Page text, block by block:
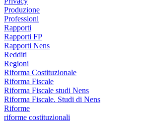
Produzione
Professioni
Rapporti
Rapporti FP
Rapporti Nens
Redditi
Regioni
Riforma Costituzionale
Riforma Fiscale
Riforma Fiscale studi Nens
Riforma Fiscale. Studi di Nens
Riforme
riforme costituzionali